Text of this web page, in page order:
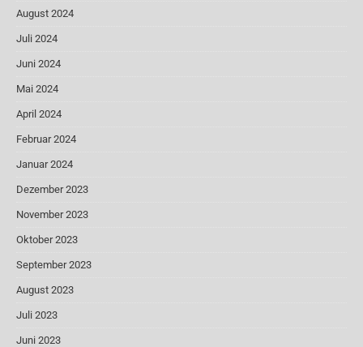
August 2024
Juli 2024
Juni 2024
Mai 2024
April 2024
Februar 2024
Januar 2024
Dezember 2023
November 2023
Oktober 2023
September 2023
August 2023
Juli 2023
Juni 2023